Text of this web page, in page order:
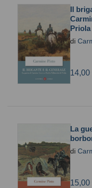
Il
Priola
di
14,00
La
di
15,00